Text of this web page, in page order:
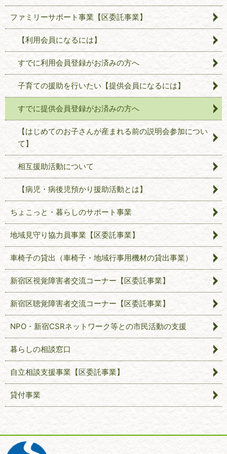
ファミリーサポート事業【区委託事業】
【利用会員になるには】
すでに利用会員登録がお済みの方へ
子育ての援助を行いたい【提供会員になるには】
すでに提供会員登録がお済みの方へ
【はじめてのお子さんが産まれる前の説明会参加につい
て】
相互援助活動について
【病児・病後児預かり援助活動とは】
ちょこっと・暮らしのサポート事業
地域見守り協力員事業【区委託事業】
車椅子の貸出（車椅子・地域行事用機材の貸出事業）
新宿区視覚障害者交流コーナー【区委託事業】
新宿区聴覚障害者交流コーナー【区委託事業】
NPO・新宿CSRネットワーク等との市民活動の支援
暮らしの相談窓口
自立相談支援事業【区委託事業】
貸付事業